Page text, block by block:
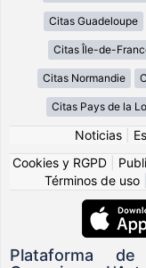
Citas Guadeloupe
Citas Île-de-
Citas Normandie
Citas Pays de la
Noticias
Cookies y RGPD
Términos de uso
Plataforma